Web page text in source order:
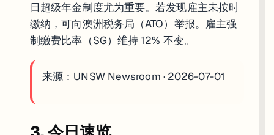
日超级年金制度尤为重要。若发现雇主未按时
缴纳，可向澳洲税务局（ATO）举报。雇主强
制缴费比率（SG）维持 12% 不变。
来源： UNSW Newsroom · 2026-07-01